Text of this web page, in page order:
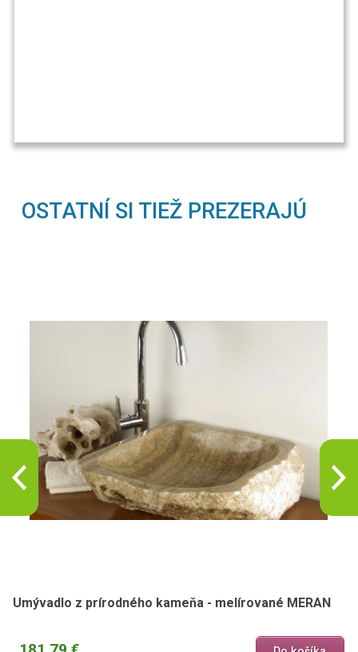
OSTATNÍ SI TIEŽ PREZERAJÚ
Umývadlo z prírodného kameňa - melírované MERAN